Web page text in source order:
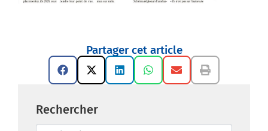
Partager cet article
Rechercher